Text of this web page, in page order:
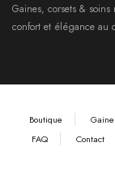
Gaines, corsets &
confort et élégance au
Boutique
FAQ
Contact